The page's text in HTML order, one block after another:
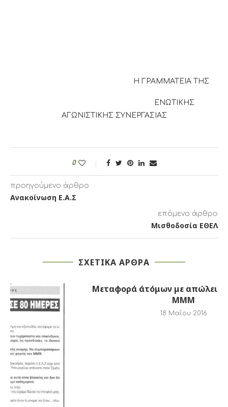
H ΓΡΑΜΜΑΤΕΙΑ ΤΗΣ
ΕΝΩΤΙΚΗΣ
ΑΓΩΝΙΣΤΙΚΗΣ ΣΥΝΕΡΓΑΣΙΑΣ
0
προηγούμενο άρθρο
Ανακοίνωση Ε.Α.Σ
επόμενο άρθρο
Μισθοδοσία ΕΘΕΛ
ΣΧΕΤΙΚΑ ΑΡΘΡΑ
Μεταφορά άτόμων με απώλεια όρασης στα